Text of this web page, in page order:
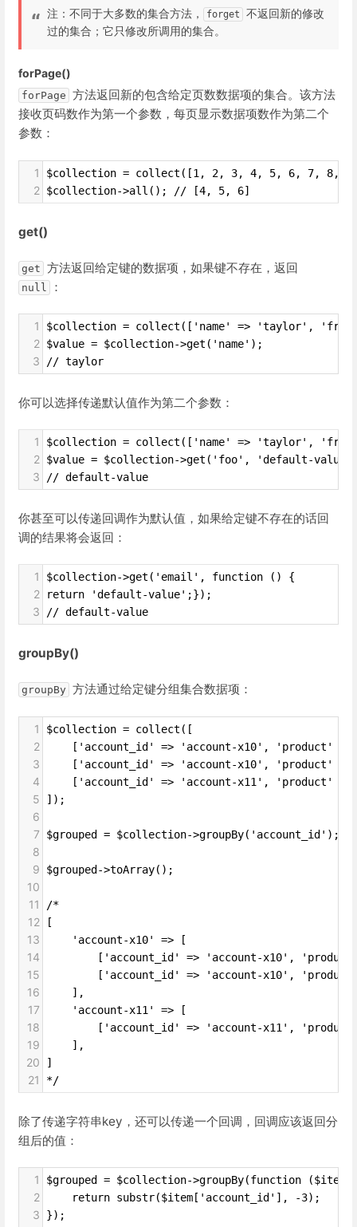
注：不同于大多数的集合方法， forget
不返回新的修改
过的集合；它只修改所调用的集合。
forPage()
forPage 方法返回新的包含给定页数数据项的集合。该方法
接收页码数作为第一个参数，每页显示数据项数作为第二个
参数：
1 $collection = collect([1, 2, 3, 4, 5, 6, 7, 8,
2 $collection->all(); // [4, 5, 6]
get()
get 方法返回给定键的数据项，如果键不存在，返回
null ：
1 $collection = collect(['name' => 'taylor',
2 $value = $collection->get('name');
3 // taylor
你可以选择传递默认值作为第二个参数：
1 $collection = collect(['name' => 'taylor',
2 $value = $collection->get('foo', 'default-
3 // default-value
你甚至可以传递回调作为默认值，如果给定键不存在的话回
调的结果将会返回：
1 $collection->get('email', function () {
2 return 'default-value';});
3 // default-value
groupBy()
groupBy 方法通过给定键分组集合数据项：
1 $collection = collect([
2
['account_id' => 'account-x10', 'product' =>
3
['account_id' => 'account-x10', 'product' =>
4
['account_id' => 'account-x11', 'product' =>
5 ]);
6
7
$grouped = $collection->groupBy('account_id');
8
9
$grouped->toArray();
10
11
/*
12 [
13
    'account-x10' => [
14
['account_id' => 'account-x10',
15
['account_id' => 'account-x10',
16
    ],
17
    'account-x11' => [
18
['account_id' => 'account-x11',
19
    ],
20 ]
21 */
除了传递字符串key，还可以传递一个回调，回调应该返回分
组后的值：
1 $grouped = $collection->groupBy(function
2
    return substr($item['account_id'], -3);
3 });